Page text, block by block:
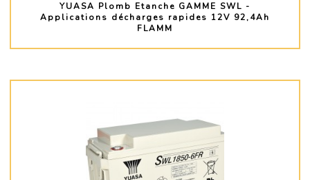
YUASA Plomb Etanche GAMME SWL -
Applications décharges rapides 12V 92,4Ah
FLAMM